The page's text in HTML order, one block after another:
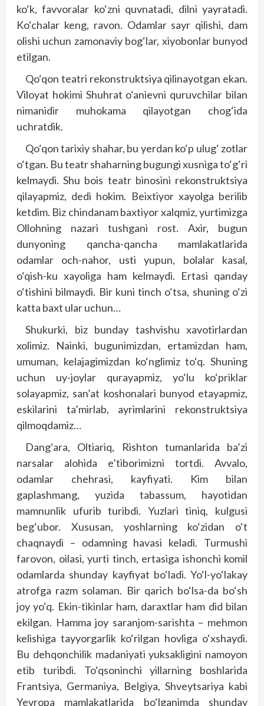
ko‘k, favvoralar ko‘zni quvnatadi, dilni yayratadi.
Ko‘chalar keng, ravon. Odamlar sayr qilishi, dam
olishi uchun zamonaviy bog‘lar, xiyobonlar bunyod
etilgan.
Qo‘qon teatri rekonstruktsiya qilinayotgan ekan.
Viloyat hokimi Shuhrat o‘anievni quruvchilar bilan
nimanidir muhokama qilayotgan chog‘ida
uchratdik.
Qo‘qon tarixiy shahar, bu yerdan ko‘p ulug‘ zotlar
o‘tgan. Bu teatr shaharning bugungi xusniga to‘g‘ri
kelmaydi. Shu bois teatr binosini rekonstruktsiya
qilayapmiz, dedi hokim. Beixtiyor xayolga berilib
ketdim. Biz chindanam baxtiyor xalqmiz, yurtimizga
Ollohning nazari tushgani rost. Axir, bugun
dunyoning qancha-qancha mamlakatlarida
odamlar och-nahor, usti yupun, bolalar kasal,
o‘qish-ku xayoliga ham kelmaydi. Ertasi qanday
o‘tishini bilmaydi. Bir kuni tinch o‘tsa, shuning o‘zi
katta baxt ular uchun…
Shukurki, biz bunday tashvishu xavotirlardan
xolimiz. Nainki, bugunimizdan, ertamizdan ham,
umuman, kelajagimizdan ko‘nglimiz to‘q. Shuning
uchun uy-joylar qurayapmiz, yo‘lu ko‘priklar
solayapmiz, san’at koshonalari bunyod etayapmiz,
eskilarini ta’mirlab, ayrimlarini rekonstruktsiya
qilmoqdamiz…
Dang‘ara, Oltiariq, Rishton tumanlarida ba’zi
narsalar alohida e’tiborimizni tortdi. Avvalo,
odamlar chehrasi, kayfiyati. Kim bilan
gaplashmang, yuzida tabassum, hayotidan
mamnunlik ufurib turibdi. Yuzlari tiniq, kulgusi
beg‘ubor. Xususan, yoshlarning ko‘zidan o‘t
chaqnaydi – odamning havasi keladi. Turmushi
farovon, oilasi, yurti tinch, ertasiga ishonchi komil
odamlarda shunday kayfiyat bo‘ladi. Yo‘l-yo‘lakay
atrofga razm solaman. Bir qarich bo‘lsa-da bo‘sh
joy yo‘q. Ekin-tikinlar ham, daraxtlar ham did bilan
ekilgan. Hamma joy saranjom-sarishta – mehmon
kelishiga tayyorgarlik ko‘rilgan hovliga o‘xshaydi.
Bu dehqonchilik madaniyati yuksakligini namoyon
etib turibdi. To‘qsoninchi yillarning boshlarida
Frantsiya, Germaniya, Belgiya, Shveytsariya kabi
Yevropa mamlakatlarida bo‘lganimda shunday